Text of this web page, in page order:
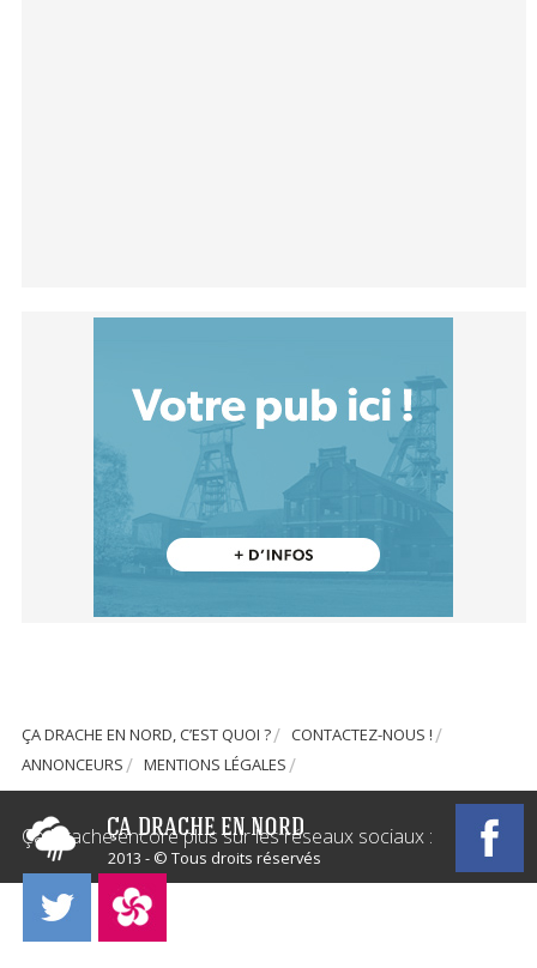
ÇA DRACHE EN NORD, C’EST QUOI ?
CONTACTEZ-NOUS !
ANNONCEURS
MENTIONS LÉGALES
2013 - © Tous droits réservés
Ça Drache encore plus sur les réseaux sociaux :